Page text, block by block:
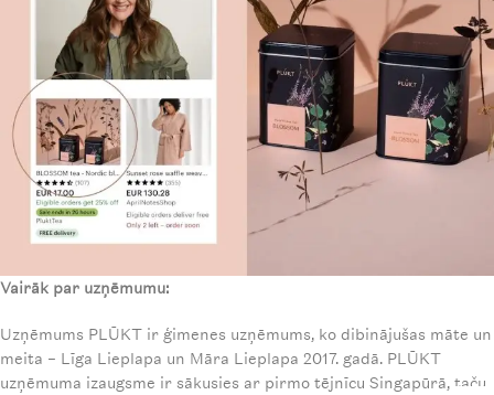
Vairāk par uzņēmumu:
Uzņēmums PLŪKT ir ģimenes uzņēmums, ko dibinājušas māte un
meita – Līga Lieplapa un Māra Lieplapa 2017. gadā. PLŪKT
uzņēmuma izaugsme ir sākusies ar pirmo tējnīcu Singapūrā, taču